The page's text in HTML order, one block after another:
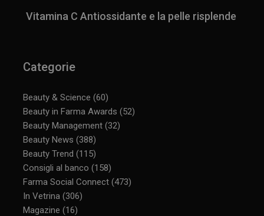
Vitamina C Antiossidante e la pelle risplende
Categorie
Beauty & Science (60)
Beauty in Farma Awards (52)
Beauty Management (32)
Beauty News (388)
Beauty Trend (115)
Consigli al banco (158)
Farma Social Connect (473)
In Vetrina (306)
Magazine (16)